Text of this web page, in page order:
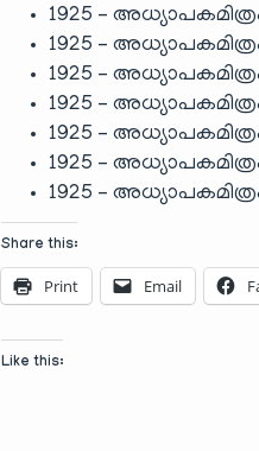
1925 –
1925 –
1925 –
1925 –
1925 –
1925 –
1925 –
Share this:
Print Email
Like this: